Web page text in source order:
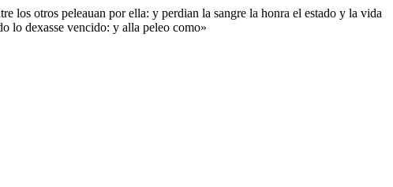
los otros peleauan por ella: y perdian la sangre la honra el estado y la vida
lo dexasse vencido: y alla peleo como»